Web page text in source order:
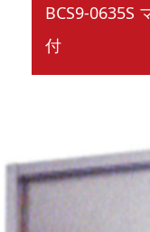
BCS9-0635S
付